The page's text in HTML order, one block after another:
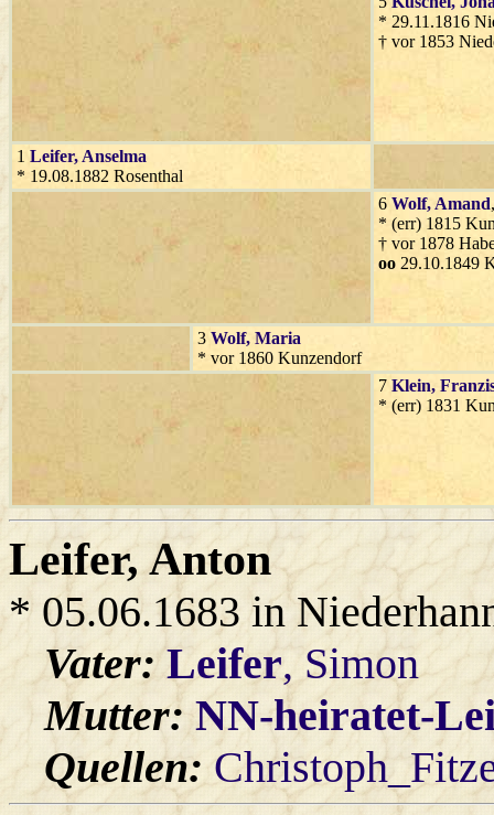
* 29.11.1816
† vor 1853
1 Leifer, Anselma
* 19.08.1882 Rosenthal
6 Wolf, Amand
* (err) 1815
† vor 1878
oo 29.10.1849
3 Wolf, Maria
* vor 1860 Kunzendorf
7 Klein,
* (err) 1831
Leifer, Anton
* 05.06.1683 in
Vater:Leifer, Simon
Mutter:NN-heiratet-
Quellen: